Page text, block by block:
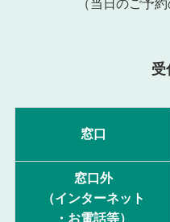
（当日のご予
受
窓口
窓口外
（インターネット
・お電話等）